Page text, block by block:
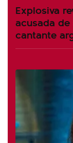
Explosiva
acusada
cantante